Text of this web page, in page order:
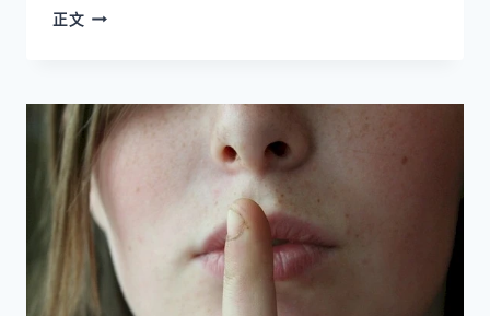
正文情